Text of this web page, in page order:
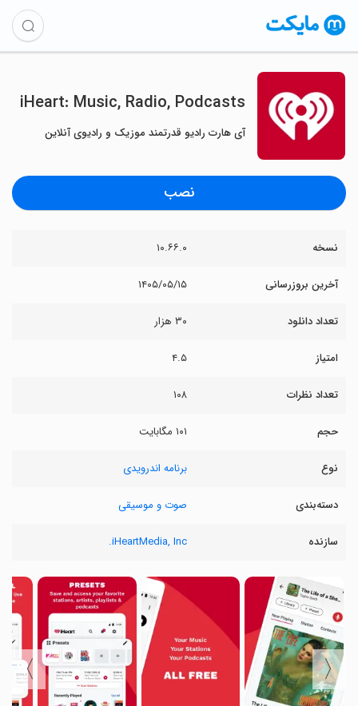
iHeart: Music, Radio, Podcasts
آی هارت رادیو قدرتمند موزیک و رادیوی آنلاین
نصب
نسخه ۱۰.۶۶.۰
آخرین بروزرسانی ۱۴۰۵/۰۵/۱۵
تعداد دانلود ۳۰ هزار
امتیاز ۴.۵
تعداد نظرات ۱۰۸
حجم ۱۰۱ مگابایت
نوع برنامه اندرویدی
دسته‌بندی صوت و موسیقی
سازنده iHeartMedia, Inc.
〈
〉